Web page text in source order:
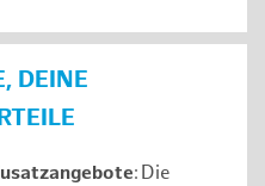
DEINE
: Die